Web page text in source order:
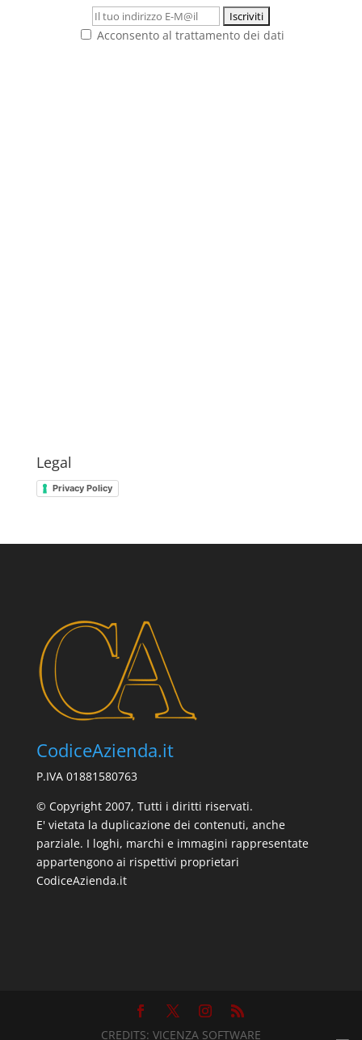
Acconsento al trattamento dei dati
Legal
Privacy Policy
CodiceAzienda.it
P.IVA 01881580763
© Copyright 2007, Tutti i diritti riservati.
E' vietata la duplicazione dei contenuti, anche
parziale. I loghi, marchi e immagini rappresentate
appartengono ai rispettivi proprietari
CodiceAzienda.it
CREDITS: VICENZA SOFTWARE